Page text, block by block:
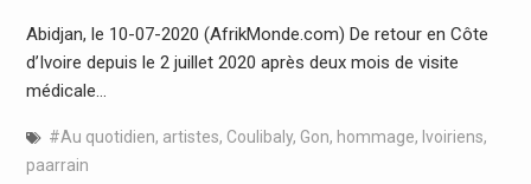
Abidjan, le 10-07-2020 (AfrikMonde.com) De retour en Côte
d’Ivoire depuis le 2 juillet 2020 après deux mois de visite
médicale…
#Au quotidien, artistes, Coulibaly, Gon, hommage, Ivoiriens,
paarrain